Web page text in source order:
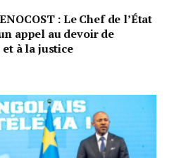
: Le Chef de l’État
appel au devoir de
à la justice